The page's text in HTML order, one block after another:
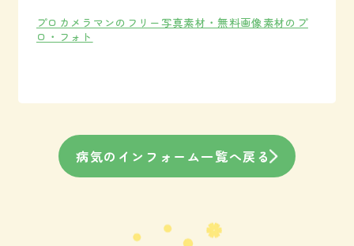
プロカメラマンのフリー写真素材・無料画像素材のプ
ロ・フォト
病気のインフォーム一覧へ戻る